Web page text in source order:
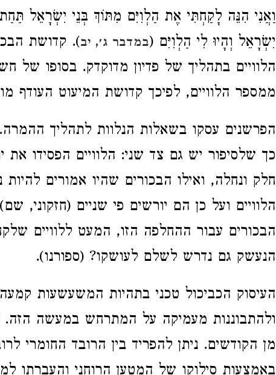
וַאֲנִי הִנֵּה לָקַחְתִּי אֶת הַלְוִיִּם מִתּוֹךְ בְּנֵי יִשְׂרָאֵל
יִשְׂרָאֵל וְהָיוּ לִי הַלְוִיִּם (במדבר ג׳, יב). קדושת
הלוויים בתהליך של פדיון מדוקדק. בסופו של
ממספר הלוויים, לפיכך קדושת המיעוט העודף
הפרשנים עסקו בשאלות הנלוות לתהליך
כך שלסיפור יש גם צד שני: הלוויים הפסידו
חלק ונחלה, ואילו הבכורים שהיו אמורים להיות
הלוויים ועל כן הם יורשים פי שניים (חזקוני,
הבכורים עבור ההחלפה הזו, המעט ללוויים
הנעשק גם נדרש לשלם לעושקו? (ספורנו).
העיסוק הכביכול טכני בתהיות המשעשעות
ולהתבוננות מעמיקה על המתרחש במעשה הזה.
מן הקודשים. ניתן להפריד בין הרובד החומרי